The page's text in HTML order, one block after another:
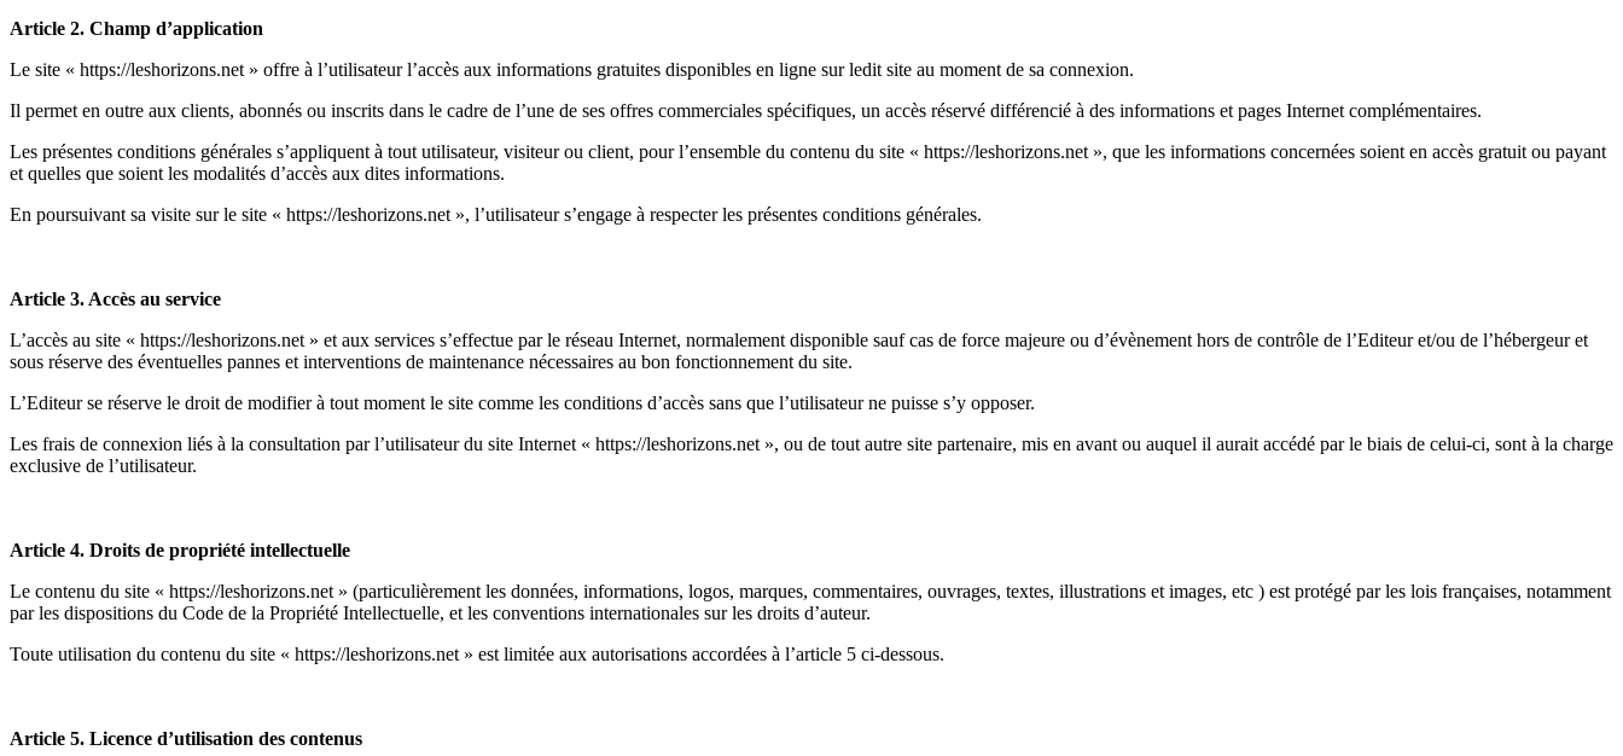
Article 2. Champ d’application
Le site « https://leshorizons.net » offre à l’utilisateur l’accès aux informations gratuites disponibles en ligne sur ledit site au moment de sa connexion.
Il permet en outre aux clients, abonnés ou inscrits dans le cadre de l’une de ses offres commerciales spécifiques, un accès réservé différencié à des informations et pages Internet complémentaires.
Les présentes conditions générales s’appliquent à tout utilisateur, visiteur ou client, pour l’ensemble du contenu du site « https://leshorizons.net », que les informations concernées soient en accès gratuit ou payant
et quelles que soient les modalités d’accès aux dites informations.
En poursuivant sa visite sur le site « https://leshorizons.net », l’utilisateur s’engage à respecter les présentes conditions générales.
Article 3. Accès au service
L’accès au site « https://leshorizons.net » et aux services s’effectue par le réseau Internet, normalement disponible sauf cas de force majeure ou d’évènement hors de contrôle de l’Editeur et/ou de l’hébergeur et
sous réserve des éventuelles pannes et interventions de maintenance nécessaires au bon fonctionnement du site.
L’Editeur se réserve le droit de modifier à tout moment le site comme les conditions d’accès sans que l’utilisateur ne puisse s’y opposer.
Les frais de connexion liés à la consultation par l’utilisateur du site Internet « https://leshorizons.net », ou de tout autre site partenaire, mis en avant ou auquel il aurait accédé par le biais de celui-ci, sont à la charge
exclusive de l’utilisateur.
Article 4. Droits de propriété intellectuelle
Le contenu du site « https://leshorizons.net » (particulièrement les données, informations, logos, marques, commentaires, ouvrages, textes, illustrations et images, etc ) est protégé par les lois françaises, notamment
par les dispositions du Code de la Propriété Intellectuelle, et les conventions internationales sur les droits d’auteur.
Toute utilisation du contenu du site « https://leshorizons.net » est limitée aux autorisations accordées à l’article 5 ci-dessous.
Article 5. Licence d’utilisation des contenus